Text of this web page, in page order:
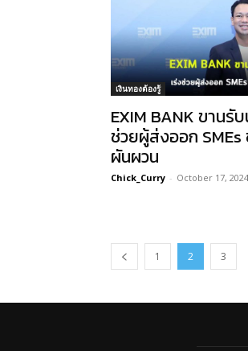
เงินทองต้องรู้
EXIM BANK ขานรั
ช่วยผู้ส่งออก SMEs
ผันผวน
Chick_Curry - October 17, 2024
1 2 3